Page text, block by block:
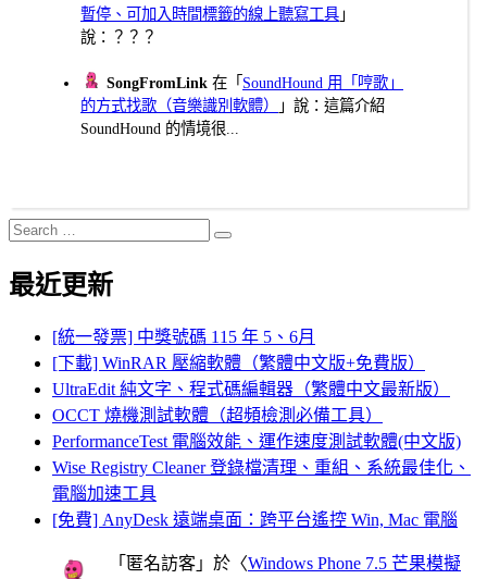
暫停、可加入時間標籤的線上聽寫工具 」
說：？？？
SongFromLink 在「 SoundHound 用「哼歌」
的方式找歌（音樂識別軟體）
」說：這篇介紹
SoundHound 的情境很...
Search
for:
Search
最近更新
[統一發票] 中獎號碼 115 年 5、6月
[下載] WinRAR 壓縮軟體（繁體中文版+免費版）
UltraEdit 純文字、程式碼編輯器（繁體中文最新版）
OCCT 燒機測試軟體（超頻檢測必備工具）
PerformanceTest 電腦效能、運作速度測試軟體(中文版)
Wise Registry Cleaner 登錄檔清理、重組、系統最佳化、
電腦加速工具
[免費] AnyDesk 遠端桌面：跨平台遙控 Win, Mac 電腦
「 匿名訪客 」於〈Windows Phone 7.5 芒果模擬